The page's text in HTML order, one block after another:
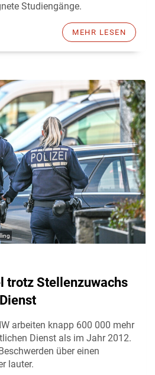
Studiengänge.
MEHR LESEN
trotz Stellenzuwachs
arbeiten knapp 600 000 mehr
Dienst als im Jahr 2012.
über einen
lauter.